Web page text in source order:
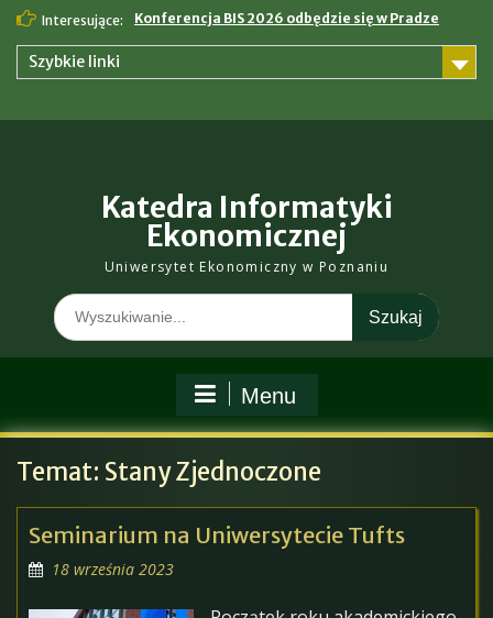
Skip
content
Interesujące: Konferencja BIS 2026 odbędzie się w Pradze
Szybkie linki
Katedra Informatyki
Ekonomicznej
Uniwersytet Ekonomiczny w Poznaniu
Search
for:
Menu
Temat: Stany Zjednoczone
Seminarium na Uniwersytecie Tufts
18 września 2023